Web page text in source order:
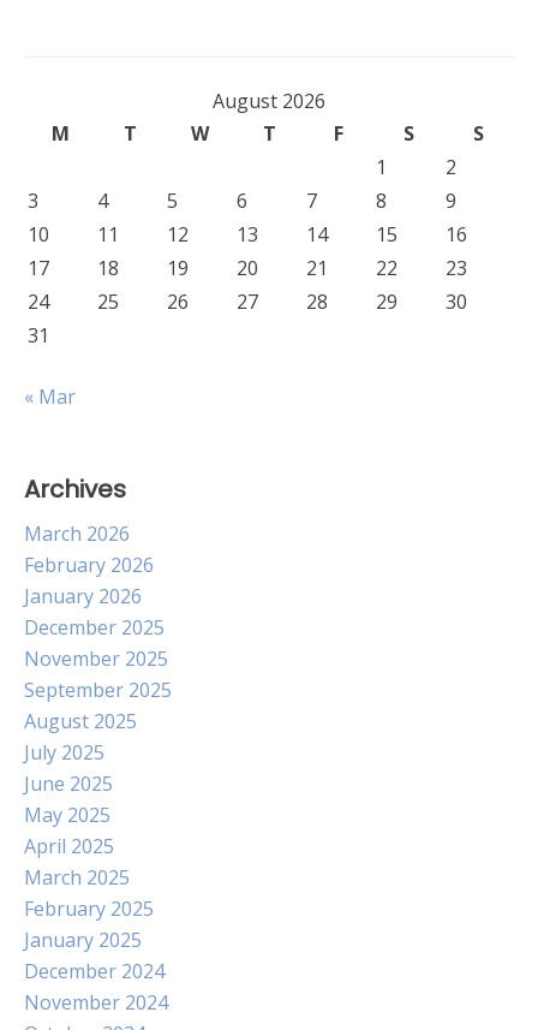
August 2026
M
T W T F S
S
1
2
3
4 5 6 7 8
9
10
11 12 13 14 15
16
17
18 19 20 21 22
23
24
25 26 27 28 29
30
31
« Mar
Archives
March 2026
February 2026
January 2026
December 2025
November 2025
September 2025
August 2025
July 2025
June 2025
May 2025
April 2025
March 2025
February 2025
January 2025
December 2024
November 2024